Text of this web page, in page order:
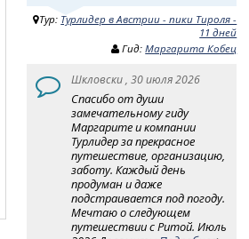
Тур: Турлидер в Австрии - пики Тироля -
11 дней
Гид:Маргарита Кобец
Шкловски , 30 июля 2026
Спасибо от души
замечательному гиду
Маргарите и компании
Турлидер за прекрасное
путешествие, организацию,
заботу. Каждый день
продуман и даже
подстраивается под погоду.
Мечтаю о следующем
путешествии с Ритой. Июль